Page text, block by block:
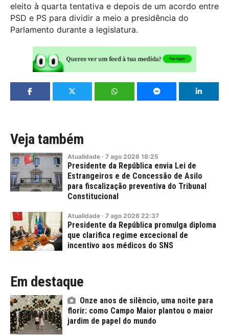
eleito à quarta tentativa e depois de um acordo entre
PSD e PS para dividir a meio a presidência do
Parlamento durante a legislatura.
Veja também
Atualidade · 7 ago 2026 18:25
Presidente da República envia Lei de
Estrangeiros e de Concessão de Asilo
para fiscalização preventiva do Tribunal
Constitucional
Atualidade · 7 ago 2026 22:37
Presidente da República promulga diploma
que clarifica regime excecional de
incentivo aos médicos do SNS
Em destaque
Onze anos de silêncio, uma noite para
florir: como Campo Maior plantou o maior
jardim de papel do mundo